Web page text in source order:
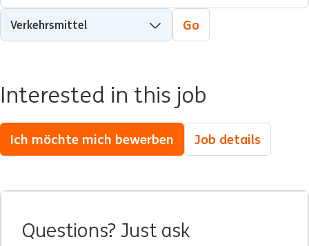
Verkehrsmittel
Go
Interested in this job
Ich möchte mich bewerben Job details
Questions? Just ask